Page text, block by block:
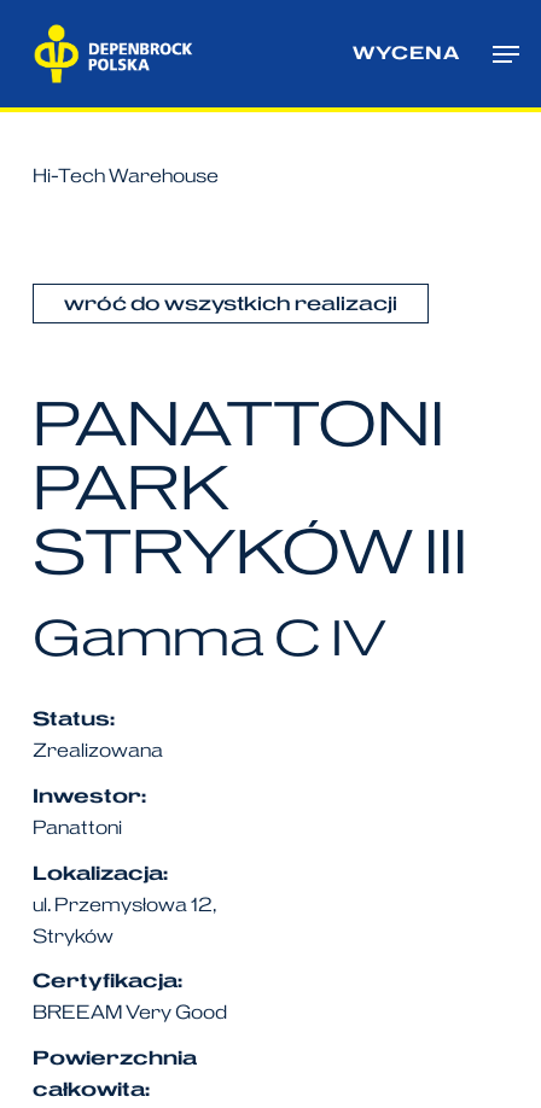
content
WYCENA
Hi-Tech Warehouse
wróć do wszystkich realizacji
PANATTONI
PARK
STRYKÓW III
Gamma C IV
Status:
Zrealizowana
Inwestor:
Panattoni
Lokalizacja:
ul. Przemysłowa 12,
Stryków
Certyfikacja:
BREEAM Very Good
Powierzchnia
całkowita: